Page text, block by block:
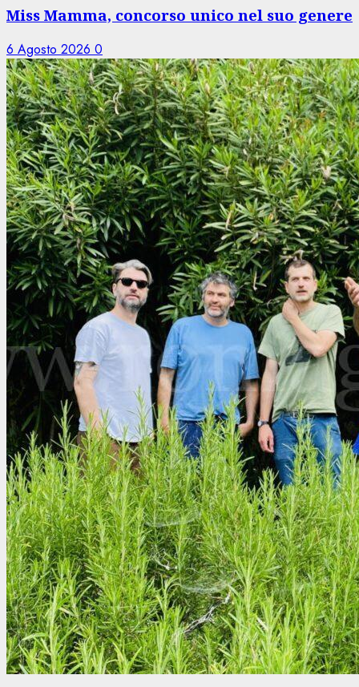
Miss Mamma, concorso unico nel suo genere
6 Agosto 2026 0